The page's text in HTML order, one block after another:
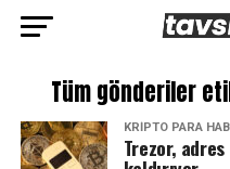
Tüm gönderiler
KRIPTO PARA
Trezor,